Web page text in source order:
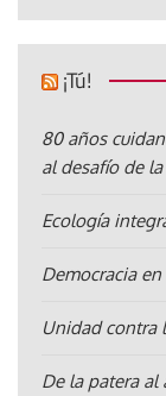
¡Tú!
80 años
al desafío de
Ecología
Democracia
Unidad contra
De la patera